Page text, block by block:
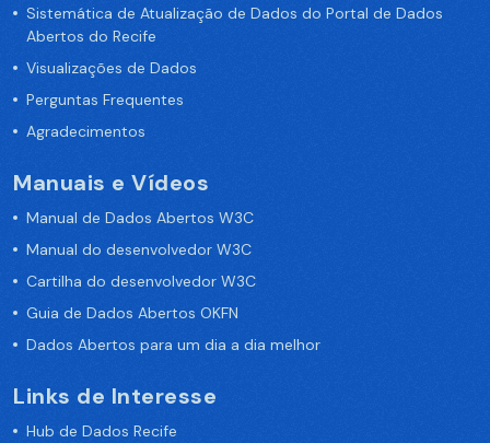
Sistemática de Atualização de Dados do Portal de Dados
Abertos do Recife
Visualizações de Dados
Perguntas Frequentes
Agradecimentos
Manuais e Vídeos
Manual de Dados Abertos W3C
Manual do desenvolvedor W3C
Cartilha do desenvolvedor W3C
Guia de Dados Abertos OKFN
Dados Abertos para um dia a dia melhor
Links de Interesse
Hub de Dados Recife